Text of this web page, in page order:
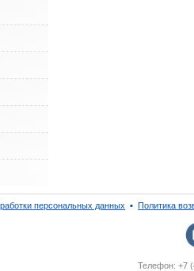
персональных данных ▪ Политика
Телефон: +7